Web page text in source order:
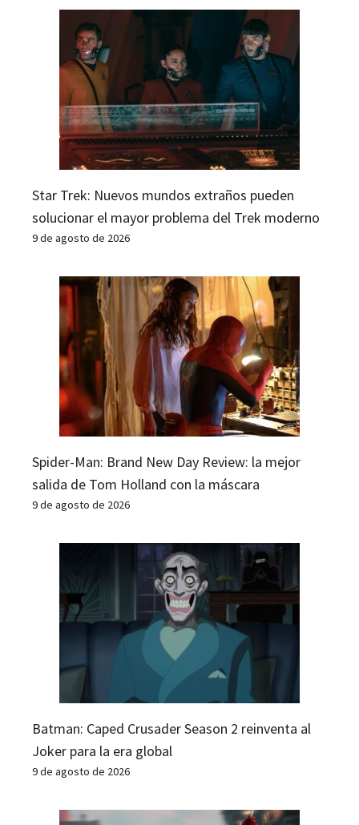
Star Trek: Nuevos mundos extraños pueden
solucionar el mayor problema del Trek moderno
9 de agosto de 2026
Spider-Man: Brand New Day Review: la mejor
salida de Tom Holland con la máscara
9 de agosto de 2026
Batman: Caped Crusader Season 2 reinventa al
Joker para la era global
9 de agosto de 2026